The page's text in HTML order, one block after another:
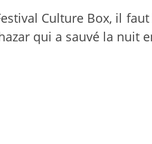
Culture Box, il
qui a sauvé la